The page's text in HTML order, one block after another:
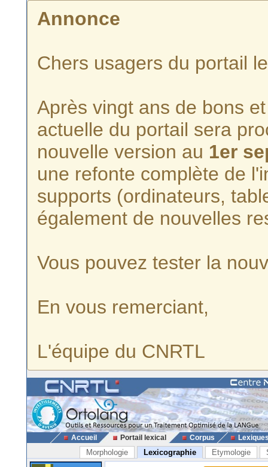
Annonce
Chers usagers du portail
Après vingt ans de bons
actuelle du portail sera
nouvelle version au 1er
une refonte complète de
supports (ordinateurs,
également de nouvelles
Vous pouvez tester la
En vous remerciant,
L'équipe du CNRTL
Accueil Portail lexical Corpus
Morphologie Lexicographie Etymologie